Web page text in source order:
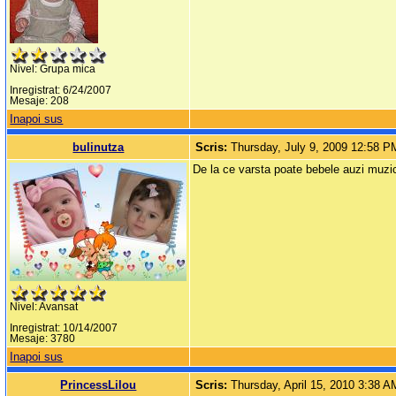
Nivel: Grupa mica
Inregistrat: 6/24/2007
Mesaje: 208
Inapoi sus
bulinutza Scris:Thursday, July 9, 2009 12:58
Nivel: Avansat
Inregistrat: 10/14/2007
Mesaje: 3780
De la ce varsta poate bebele auzi
Inapoi sus
PrincessLilou Scris:Thursday, April 15, 2010 3:38